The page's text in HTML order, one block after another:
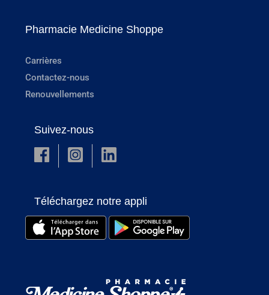
Pharmacie Medicine Shoppe
Carrières
Contactez-nous
Renouvellements
Suivez-nous
Téléchargez notre appli